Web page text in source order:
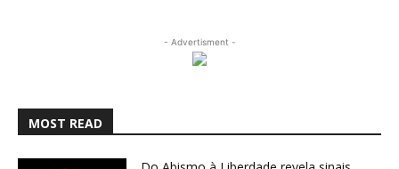
- Advertisment -
MOST READ